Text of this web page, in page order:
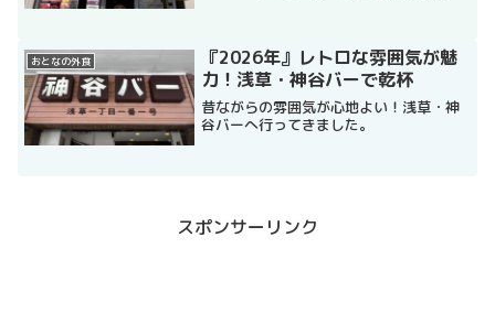
おとなの外食
『2026年』レトロな雰囲気が魅
力！浅草・神谷バーで乾杯
昔ながらの雰囲気が心地よい！浅草・神
谷バーへ行ってきました。
スポンサーリンク